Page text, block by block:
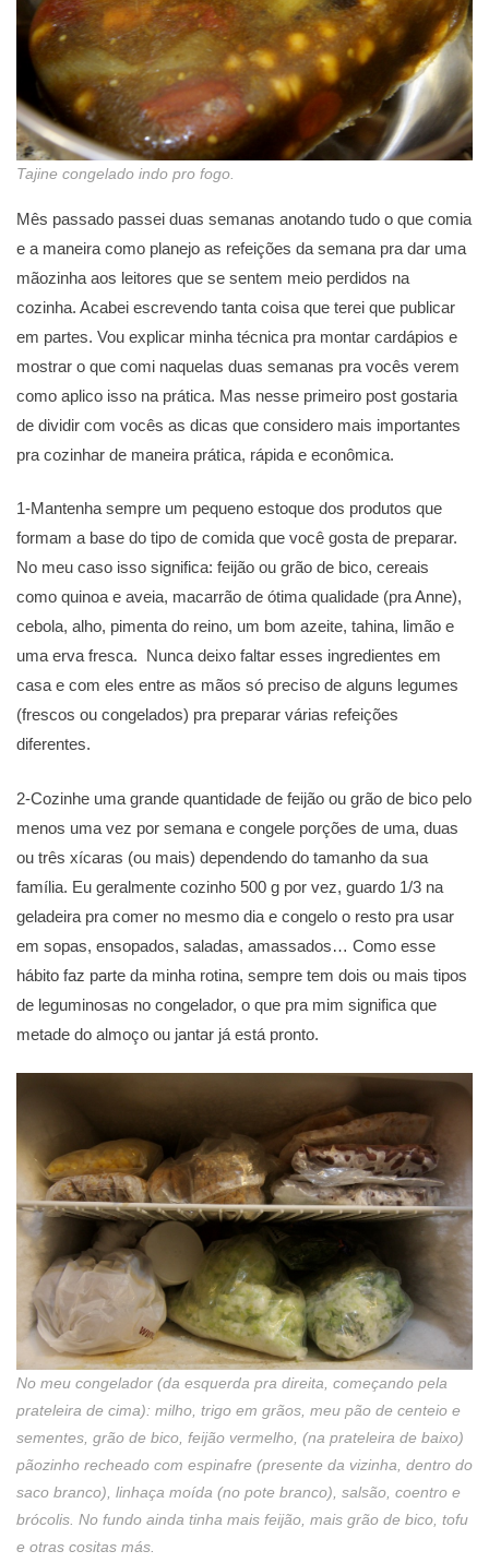
Tajine congelado indo pro fogo.
Mês passado passei duas semanas anotando tudo o que comia
e a maneira como planejo as refeições da semana pra dar uma
mãozinha aos leitores que se sentem meio perdidos na
cozinha. Acabei escrevendo tanta coisa que terei que publicar
em partes. Vou explicar minha técnica pra montar cardápios e
mostrar o que comi naquelas duas semanas pra vocês verem
como aplico isso na prática. Mas nesse primeiro post gostaria
de dividir com vocês as dicas que considero mais importantes
pra cozinhar de maneira prática, rápida e econômica.
1-Mantenha sempre um pequeno estoque dos produtos que
formam a base do tipo de comida que você gosta de preparar.
No meu caso isso significa: feijão ou grão de bico, cereais
como quinoa e aveia, macarrão de ótima qualidade (pra Anne),
cebola, alho, pimenta do reino, um bom azeite, tahina, limão e
uma erva fresca. Nunca deixo faltar esses ingredientes em
casa e com eles entre as mãos só preciso de alguns legumes
(frescos ou congelados) pra preparar várias refeições
diferentes.
2-Cozinhe uma grande quantidade de feijão ou grão de bico pelo
menos uma vez por semana e congele porções de uma, duas
ou três xícaras (ou mais) dependendo do tamanho da sua
família. Eu geralmente cozinho 500 g por vez, guardo 1/3 na
geladeira pra comer no mesmo dia e congelo o resto pra usar
em sopas, ensopados, saladas, amassados… Como esse
hábito faz parte da minha rotina, sempre tem dois ou mais tipos
de leguminosas no congelador, o que pra mim significa que
metade do almoço ou jantar já está pronto.
No meu congelador (da esquerda pra direita, começando pela
prateleira de cima): milho, trigo em grãos, meu pão de centeio e
sementes, grão de bico, feijão vermelho, (na prateleira de baixo)
pãozinho recheado com espinafre (presente da vizinha, dentro do
saco branco), linhaça moída (no pote branco), salsão, coentro e
brócolis. No fundo ainda tinha mais feijão, mais grão de bico, tofu
e otras cositas más.